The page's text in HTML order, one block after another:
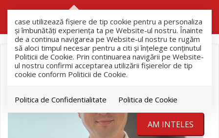
case utilizează fişiere de tip cookie pentru a personaliza
și îmbunătăți experiența ta pe Website-ul nostru. Înainte
de a continua navigarea pe Website-ul nostru te rugăm
să aloci timpul necesar pentru a citi și înțelege conținutul
Politicii de Cookie. Prin continuarea navigării pe Website-
ul nostru confirmi acceptarea utilizării fişierelor de tip
cookie conform Politicii de Cookie.
Politica de Confidentialitate Politica de Cookie
AM INTELES